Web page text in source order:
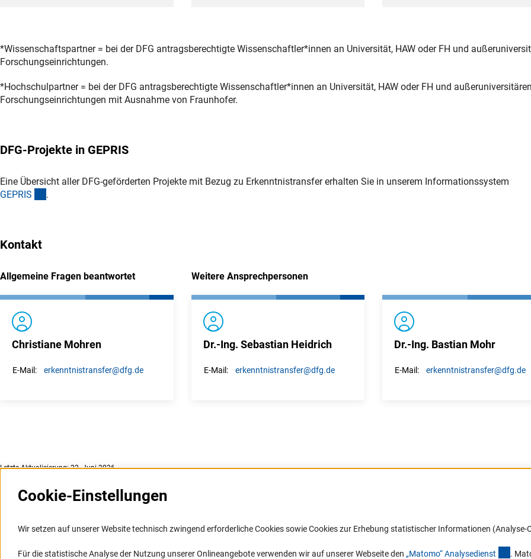
*Wissenschaftspartner = bei der DFG antragsberechtigte Wissenschaftler*innen an Universität, HAW oder FH und
Forschungseinrichtungen.
*Hochschulpartner = bei der DFG antragsberechtigte Wissenschaftler*innen an Universität, HAW oder FH und außeruniversitären
Forschungseinrichtungen mit Ausnahme von Fraunhofer.
DFG-Projekte in GEPRIS
Eine Übersicht aller DFG-geförderten Projekte mit Bezug zu Erkenntnistransfer erhalten Sie in unserem Informationssystem
GEPRI S (externer Link)
.
Kontakt
Allgemeine Fragen beantwortet Weitere Ansprechpersonen
Christiane Mohren
E-Mail: erkenntnistransfer@dfg.de
Dr.-Ing. Sebastian Heidrich
E-Mail: erkenntnistransfer@dfg.de
Dr.-Ing. Bastian Mohr
E-Mail: erkenntnistransfer@dfg.de
Letzte Aktualisierung: 22. Juni 2026
Informationssysteme
Portal Wissenschaftliche Integrität
FAQ
mit Behinderungen
in Ihr Mailpostfach oder schauen
Cookie-Einstellungen
Wir setzen auf unserer Website technisch zwingend erforderliche Cookies sowie Cookies zur Erhebung statistischer Informationen (Analyse-
Für die statistische Analyse der Nutzung unserer Onlineangebote verwenden wir auf unserer Webseite den „Matomo“ Analysedienst .